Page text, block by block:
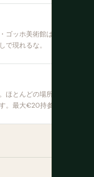
ゴッホ美術館は数日
で現れるな。
ほとんどの場所はカ
。最大€20持参。